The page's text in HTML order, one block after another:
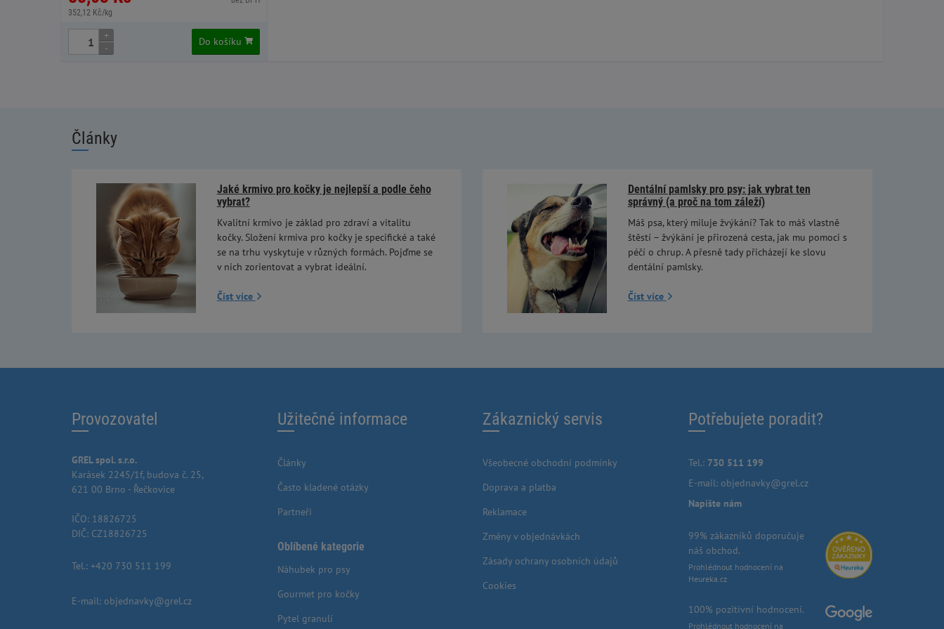
352,12 Kč/kg
+
-
Do košíku
Články
Jaké krmivo pro kočky je nejlepší a podle čeho
vybrat?
Kvalitní krmivo je základ pro zdraví a vitalitu
kočky. Složení krmiva pro kočky je specifické a také
se na trhu vyskytuje v různých formách. Pojďme se
v nich zorientovat a vybrat ideální.
Číst více
Dentální pamlsky pro psy: jak vybrat ten
správný (a proč na tom záleží)
Máš psa, který miluje žvýkání? Tak to máš vlastně
štěstí – žvýkání je přirozená cesta, jak mu pomoci s
péčí o chrup. A přesně tady přicházejí ke slovu
dentální pamlsky.
Číst více
Provozovatel
GREL spol. s.r.o.
Karásek 2245/1f, budova č. 25,
621 00 Brno - Řečkovice
IČO: 18826725
DIČ: CZ18826725
Tel.: +420 730 511 199
E-mail: objednavky@grel.cz
Užitečné informace
Články
Často kladené otázky
Partneři
Oblíbené kategorie
Náhubek pro psy
Gourmet pro kočky
Pytel granulí
Zákaznický servis
Všeobecné obchodní podmínky
Doprava a platba
Reklamace
Změny v objednávkách
Zásady ochrany osobních údajů
Cookies
Potřebujete poradit?
Tel.: 730 511 199
E-mail: objednavky@grel.cz
Napište nám
99% zákazníků doporučuje
náš obchod.
Prohlédnout hodnocení na
Heureka.cz
100% pozitivní hodnocení.
Prohlédnout hodnocení na